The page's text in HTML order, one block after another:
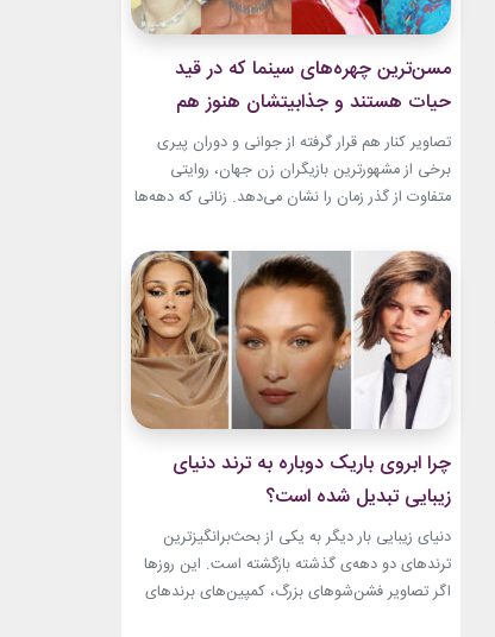
مسن‌ترین چهره‌های سینما که در قید
حیات هستند و جذابیتشان هنوز هم
باقیست!
تصاویر کنار هم قرار گرفته از جوانی و دوران پیری
برخی از مشهورترین بازیگران زن جهان، روایتی
متفاوت از گذر زمان را نشان می‌دهد. زنانی که دهه‌ها
و میراث هنری خود الهام‌بخش هستند. بازیگران زن
مسن سینما ثابت کرده‌اند که جذابیت واقعی تنها به
سال‌های جوانی محدود...
چرا ابروی باریک دوباره به ترند دنیای
زیبایی تبدیل شده است؟
دنیای زیبایی بار دیگر به یکی از بحث‌برانگیزترین
ترندهای دو دهه‌ی گذشته بازگشته است. این روزها
اگر تصاویر فشن‌شوهای بزرگ، کمپین‌های برندهای